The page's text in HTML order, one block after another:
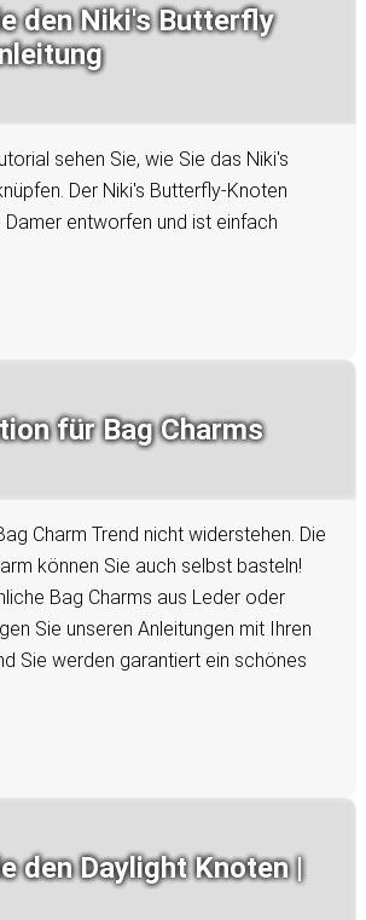
den Niki's Butterfly
sehen Sie, wie Sie das Niki's
Der Niki's Butterfly-Knoten
entworfen und ist einfach
für Bag Charms
Charm Trend nicht widerstehen. Die
können Sie auch selbst basteln!
Bag Charms aus Leder oder
Sie unseren Anleitungen mit Ihren
Sie werden garantiert ein schönes
den Daylight Knoten |